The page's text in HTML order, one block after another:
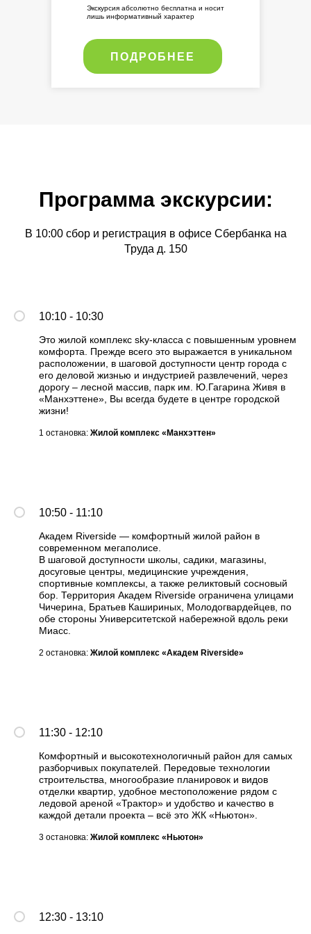
ПОДРОБНЕЕ
Экскурсия абсолютно бесплатна и носит
лишь информативный характер
Программа экскурсии:
В 10:00 сбор и регистрация в офисе Сбербанка на
Труда д. 150
10:10 - 10:30
Это жилой комплекс sky-класса с повышенным уровнем
комфорта. Прежде всего это выражается в уникальном
расположении, в шаговой доступности центр города с
его деловой жизнью и индустрией развлечений, через
дорогу – лесной массив, парк им. Ю.Гагарина Живя в
«Манхэттене», Вы всегда будете в центре городской
жизни!
1 остановка: Жилой комплекс « Манхэттен»
10:50 - 11:10
Академ Riverside — комфортный жилой район в
современном мегаполисе.
В шаговой доступности школы, садики, магазины,
досуговые центры, медицинские учреждения,
спортивные комплексы, а также реликтовый сосновый
бор. Территория Академ Riverside ограничена улицами
Чичерина, Братьев Кашириных, Молодогвардейцев, по
обе стороны Университетской набережной вдоль реки
Миасс.
2 остановка: Жилой комплекс «Академ Riverside»
11:30 - 12:10
Комфортный и высокотехнологичный район для самых
разборчивых покупателей. Передовые технологии
строительства, многообразие планировок и видов
отделки квартир, удобное местоположение рядом с
ледовой ареной «Трактор» и удобство и качество в
каждой детали проекта – всё это ЖК «Ньютон».
3 остановка: Жилой комплекс «Ньютон»
12:30 - 13:10